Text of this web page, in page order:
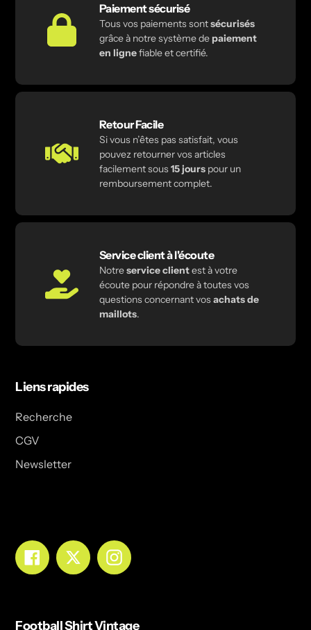
Paiement sécurisé
Tous vos paiements sontsécurisés
grâce à notre système depaiement
en lignefiable et certifié.
Retour Facile
Si vous n’êtes pas satisfait, vous
pouvez retourner vos articles
facilement sous15 jourspour un
remboursement complet.
Service client à l'écoute
Notreservice clientest à votre
écoute pour répondre à toutes vos
questions concernant vosachats de
maillots.
Liens rapides
Recherche
CGV
Newsletter
FacebookTwitterInstagram
Football Shirt Vintage